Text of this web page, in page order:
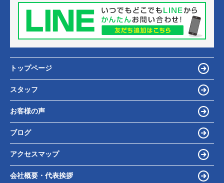
トップページ
スタッフ
お客様の声
ブログ
アクセスマップ
会社概要・代表挨拶